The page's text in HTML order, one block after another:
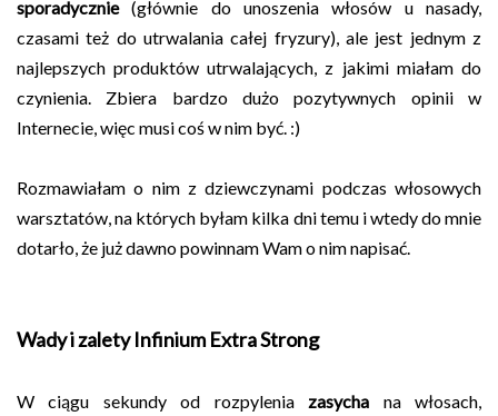
sporadycznie(głównie do unoszenia włosów u nasady,
czasami też do utrwalania całej fryzury), ale jest jednym z
najlepszych produktów utrwalających, z jakimi miałam do
czynienia. Zbiera bardzo dużo pozytywnych opinii w
Internecie, więc musi coś w nim być. :)
Rozmawiałam o nim z dziewczynami podczas włosowych
warsztatów, na których byłam kilka dni temu i wtedy do mnie
dotarło, że już dawno powinnam Wam o nim napisać.
Wady i zalety Infinium Extra Strong
W ciągu sekundy od rozpylenia zasycha na włosach,